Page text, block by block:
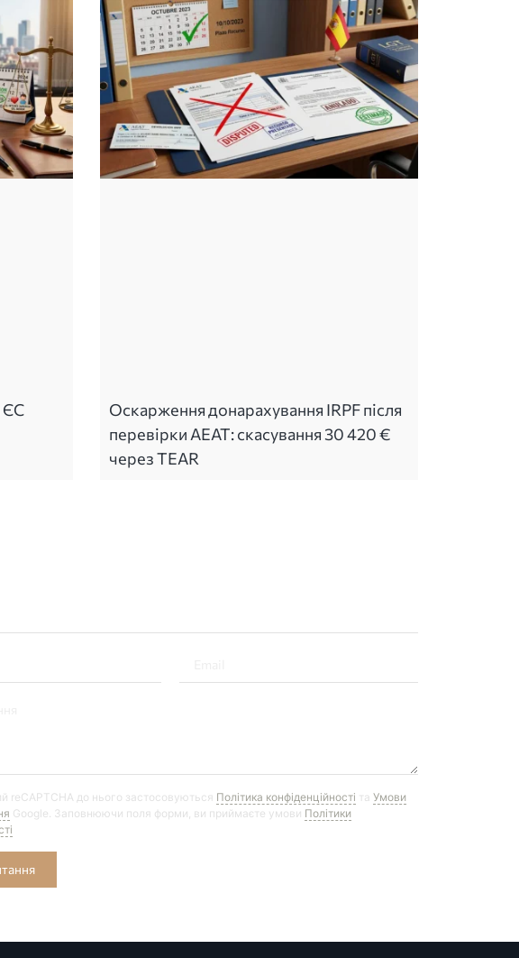
ЄС
Оскарження донарахування IRPF після
перевірки AEAT: скасування 30 420 €
через TEAR
reCAPTCHA до нього застосовуються Політика конфіденційності та Умови
Google. Заповнюючи поля форми, ви приймаєте умови Політики